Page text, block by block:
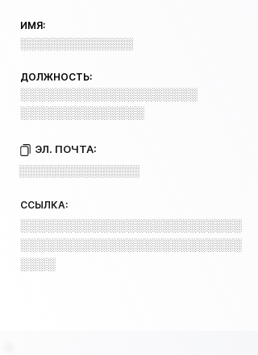
ИМЯ:
░░░░░░░░░░░░░░
ДОЛЖНОСТЬ:
░░░░░░░░░░░░░░░░░░░░
░░░░░░░░░░░░░░
ЭЛ. ПОЧТА:
░░░░░░░░░░░░░░░
ССЫЛКА:
░░░░░░░░░░░░░░░░░░░░░░░░░
░░░░░░░░░░░░░░░░░░░░░░░░░
░░░░